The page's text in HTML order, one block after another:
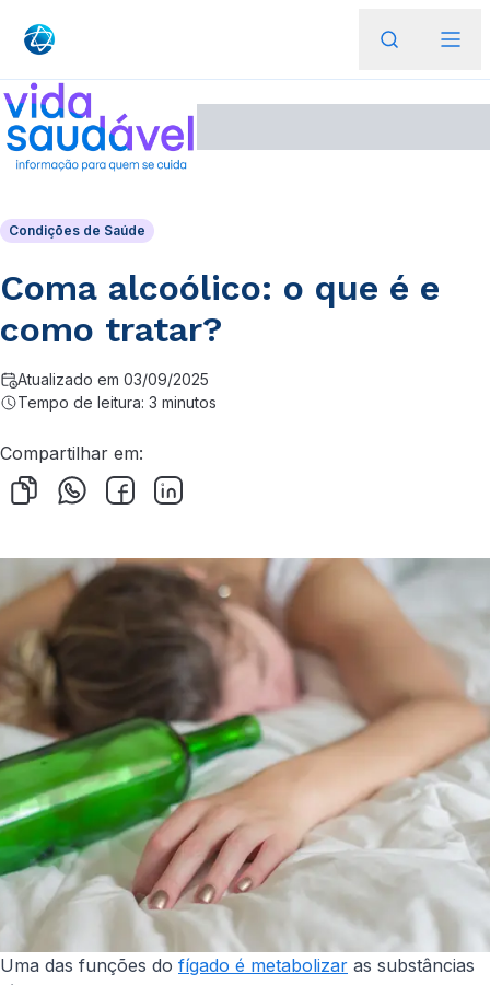
Condições de Saúde
Coma alcoólico: o que é e
como tratar?
Atualizado em 03/09/2025
Tempo de leitura: 3 minutos
Compartilhar em:
Uma das funções do fígado é metabolizar as substâncias